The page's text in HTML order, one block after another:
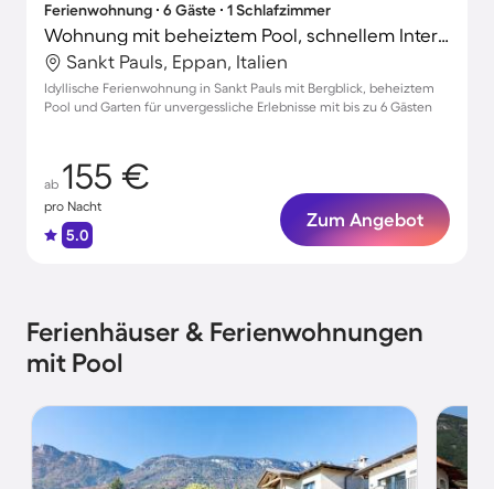
Ferienwohnung ∙ 6 Gäste ∙ 1 Schlafzimmer
Wohnung mit beheiztem Pool, schnellem Internet und Terrasse | Bergblick | Haustiere sind willkommen
Sankt Pauls, Eppan, Italien
Idyllische Ferienwohnung in Sankt Pauls mit Bergblick, beheiztem
Pool und Garten für unvergessliche Erlebnisse mit bis zu 6 Gästen
ab 155 €
pro Nacht
5.0
Zum Angebot
Ferienhäuser & Ferienwohnungen
mit Pool